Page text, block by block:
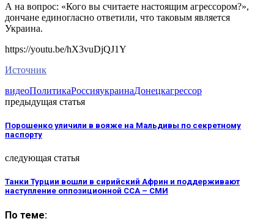
А на вопрос: «Кого вы считаете настоящим агрессором?»,
дончане единогласно ответили, что таковым является
Украина.
https://youtu.be/hX3vuDjQJ1Y
Источник
видеоПолитикаРоссияукраинаДонецкагрессор
предыдущая статья
Порошенко уличили в вояже на Мальдивы по секретному
паспорту
следующая статья
Танки Турции вошли в сирийский Африн и поддерживают
наступление оппозиционной ССА – СМИ
По теме: